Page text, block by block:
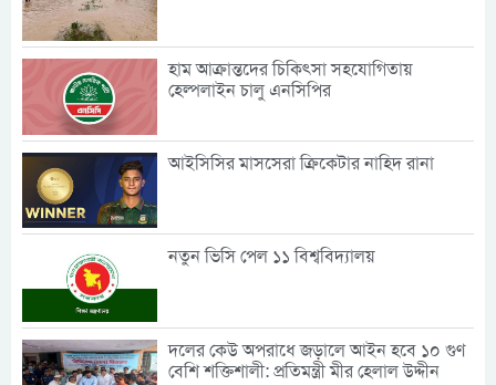
হাম আক্রান্তদের চিকিৎসা সহযোগিতায়
হেল্পলাইন চালু এনসিপির
আইসিসির মাসসেরা ক্রিকেটার নাহিদ রানা
নতুন ভিসি পেল ১১ বিশ্ববিদ্যালয়
দলের কেউ অপরাধে জড়ালে আইন হবে ১০ গুণ
বেশি শক্তিশালী: প্রতিমন্ত্রী মীর হেলাল উদ্দীন